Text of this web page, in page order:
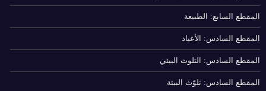
المقطع السابع: الطبيعة
المقطع السادس: الأعياد
المقطع السادس: التلوث البيئي
المقطع السادس: تلوّث البيئة